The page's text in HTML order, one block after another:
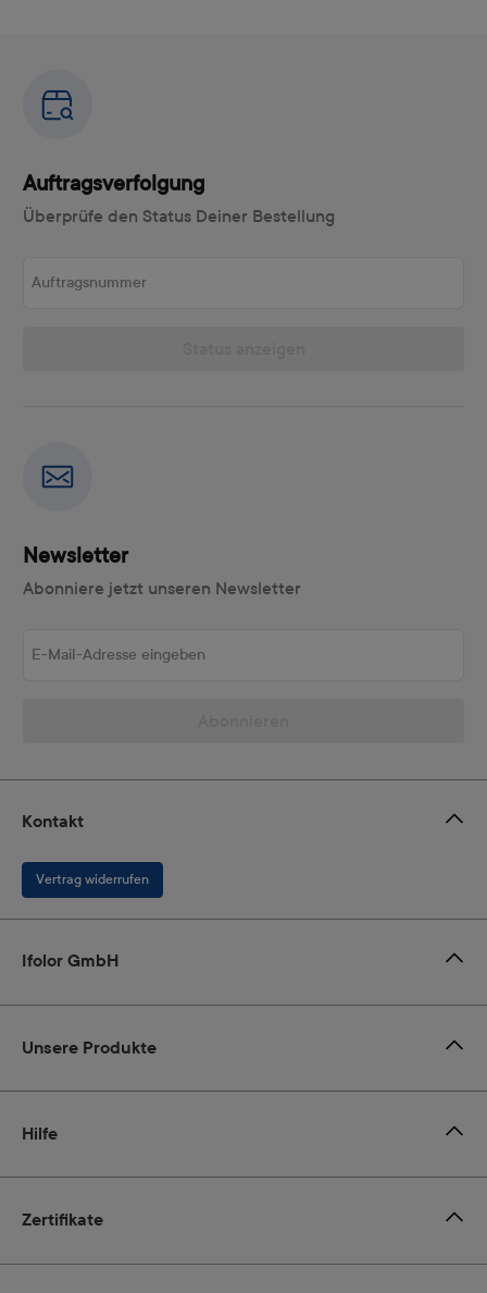
Auftragsverfolgung
Überprüfe den Status Deiner Bestellung
Newsletter
Abonniere jetzt unseren Newsletter
Zertifikate
Kontakt
Vertrag widerrufen
Ifolor GmbH
Unsere Produkte
Hilfe